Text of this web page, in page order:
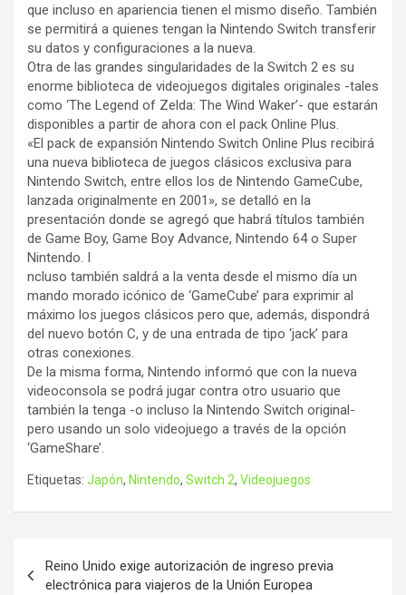
que incluso en apariencia tienen el mismo diseño. También
se permitirá a quienes tengan la Nintendo Switch transferir
su datos y configuraciones a la nueva.
Otra de las grandes singularidades de la Switch 2 es su
enorme biblioteca de videojuegos digitales originales -tales
como ‘The Legend of Zelda: The Wind Waker’- que estarán
disponibles a partir de ahora con el pack Online Plus.
«El pack de expansión Nintendo Switch Online Plus recibirá
una nueva biblioteca de juegos clásicos exclusiva para
Nintendo Switch, entre ellos los de Nintendo GameCube,
lanzada originalmente en 2001», se detalló en la
presentación donde se agregó que habrá títulos también
de Game Boy, Game Boy Advance, Nintendo 64 o Super
Nintendo. I
ncluso también saldrá a la venta desde el mismo día un
mando morado icónico de ‘GameCube’ para exprimir al
máximo los juegos clásicos pero que, además, dispondrá
del nuevo botón C, y de una entrada de tipo ‘jack’ para
otras conexiones.
De la misma forma, Nintendo informó que con la nueva
videoconsola se podrá jugar contra otro usuario que
también la tenga -o incluso la Nintendo Switch original-
pero usando un solo videojuego a través de la opción
‘GameShare’.
Etiquetas: Japón, Nintendo, Switch 2, Videojuegos
de
Reino Unido exige autorización de ingreso previa
electrónica para viajeros de la Unión Europea